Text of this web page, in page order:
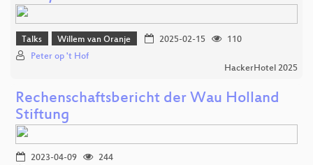
Talks Willem van Oranje 2025-02-15
110
Peter op 't Hof
HackerHotel 2025
Rechenschaftsbericht der Wau Holland
Stiftung
2023-04-09
244